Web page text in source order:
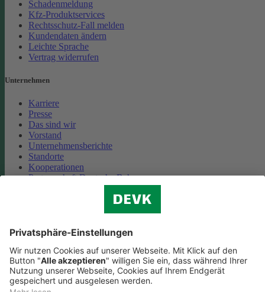
Schadenmeldung
Kfz-Produktservices
Rechtsschutz-Fall melden
Kundendaten ändern
Leichte Sprache
Vertrag widerrufen
Unternehmen
Karriere
Presse
Das sind wir
Vorstand
Unternehmensberichte
Standorte
Kooperationen
Partnerschaft Deutsche Bahn
Cookie-Einstellungen
Datenschutz